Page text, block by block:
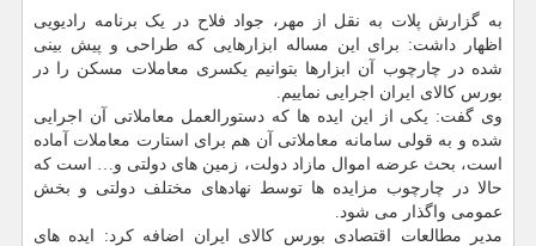
به گزارش پلات به نقل از مهر، جواد فلاح در یک برنامه رادیویی
اظهار داشت: برای این مساله ابزارهایی که طراحی و پیش بینی
شده در چارچوب آن ابزارها بتوانیم یکسری معاملات مسکن را در
بورس کالای ایران اجرایی نماییم.
وی گفت: یکی از این ایده ها که دستورالعمل معاملاتی آن اجرایی
شده و به قولی سامانه معاملاتی آن هم برای استارت معاملات آماده
است، بحث عرضه اموال مازاد دولت، زمین های دولتی و… است که
حالا در چارچوب مزایده ها توسط نهادهای مختلف دولتی و بخش
عمومی واگذار می شود.
مدیر مطالعات اقتصادی بورس کالای ایران اضافه کرد: ایده های